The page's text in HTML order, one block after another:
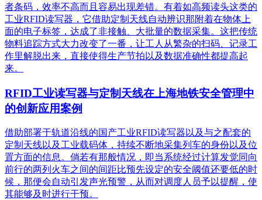
者条码，效率不高而且容易出现差错。有着如高频读头这类的
工业RFID读写器，它借助定制天线自动辨识那附着在物体上
面的电子标签，达成了非接触、大批量的数据采集。这把传统
物料追踪方式大力改变了一番，让工人从繁杂的扫码、记录工
作里解脱出来，直接使得生产节拍以及数据准确性都提高起
来。
RFID工业读写器与定制天线在上海地铁安全管理中
的创新应用案例
借助部署于轨道沿线的国产工业RFID读写器以及与之配套的
定制天线以及工业载码体，持续不断地采集列车的身份以及位
置方面的信息。倘若有那般情况，即当系统经过计算发觉同向
前行的两列火车之间的间距比预先设定的安全阈值还要低的时
候，那便会自动引发声光预警，从而对调度人员予以提醒，使
其能够及时进行干预。